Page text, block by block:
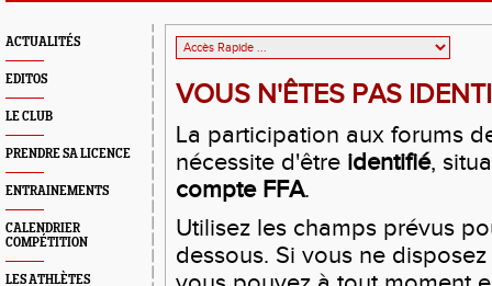
ACTUALITÉS
EDITOS
LE CLUB
PRENDRE SA LICENCE
ENTRAINEMENTS
CALENDRIER
COMPÉTITION
LES ATHLÈTES
VOUS N'ÊTES PAS
La participation aux forums
nécessite d'être identifié,
compte FFA.
Utilisez les champs prévus
dessous. Si vous ne